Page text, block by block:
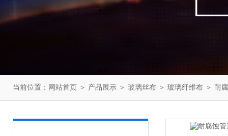
当前位置： 网站首页 ＞ 产品展示 ＞ 玻璃丝布 ＞ 玻璃纤维布 ＞ 耐